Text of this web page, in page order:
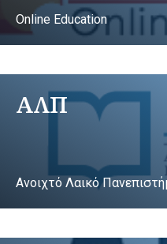
Online Education
ΑΛΠ
Ανοιχτό Λαικό